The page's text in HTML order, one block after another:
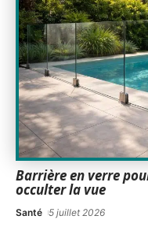
Barrière en verre
occulter la vue
Santé 5 juillet 2026